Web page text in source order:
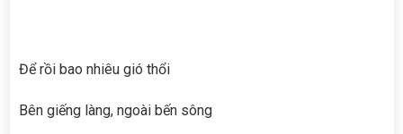
Để rồi bao nhiêu gió thổi
Bên giếng làng, ngoài bến sông